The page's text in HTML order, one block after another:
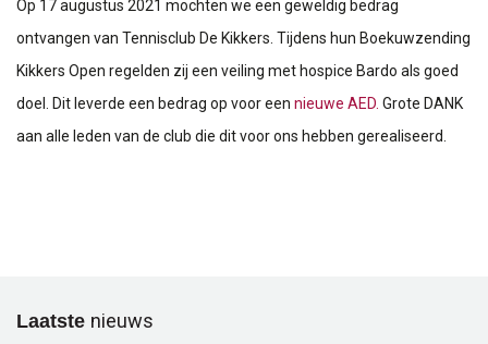
Op 17 augustus 2021 mochten we een geweldig bedrag
ontvangen van Tennisclub De Kikkers. Tijdens hun Boekuwzending
Kikkers Open regelden zij een veiling met hospice Bardo als goed
doel.
Dit leverde een bedrag op voor een nieuwe AED Grote DANK
aan alle leden van de club die dit voor ons hebben gerealiseerd.
Laatste nieuws